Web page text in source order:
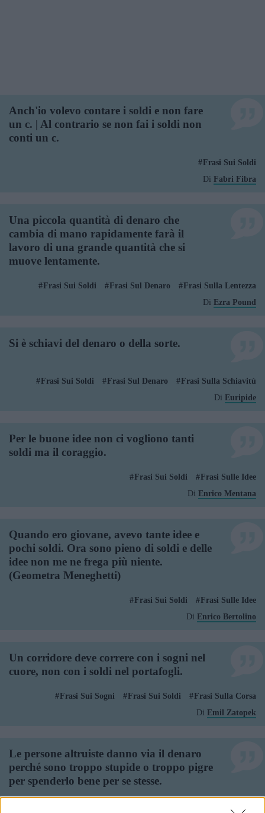
Anch'io volevo contare i soldi e non fare
un c. | Al contrario se non fai i soldi non
conti un c.
Frasi Sui Soldi
Di Fabri Fibra
Una piccola quantità di denaro che
cambia di mano rapidamente farà il
lavoro di una grande quantità che si
muove lentamente.
Frasi Sui Soldi Frasi Sul Denaro
Frasi Sulla Lentezza
Di Ezra Pound
Si è schiavi del denaro o della sorte.
Frasi Sui Soldi Frasi Sul Denaro
Frasi Sulla Schiavitù
Di Euripide
Per le buone idee non ci vogliono tanti
soldi ma il coraggio.
Frasi Sui Soldi
Frasi Sulle Idee
Di Enrico Mentana
Quando ero giovane, avevo tante idee e
pochi soldi. Ora sono pieno di soldi e delle
idee non me ne frega più niente.
(Geometra Meneghetti)
Frasi Sui Soldi
Frasi Sulle Idee
Di Enrico Bertolino
Un corridore deve correre con i sogni nel
cuore, non con i soldi nel portafogli.
Frasi Sui Sogni Frasi Sui Soldi
Frasi Sulla Corsa
Di Emil Zatopek
Le persone altruiste danno via il denaro
perché sono troppo stupide o troppo pigre
per spenderlo bene per se stesse.